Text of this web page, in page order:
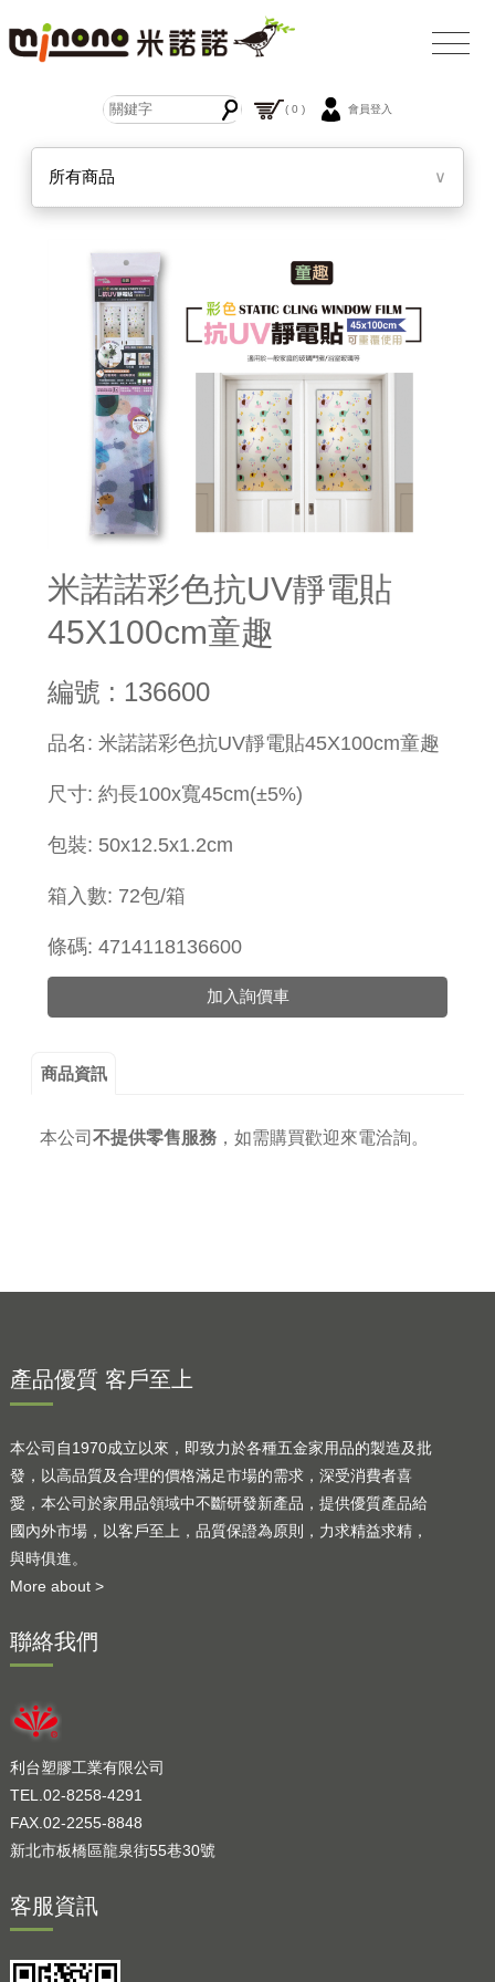
( 0 ) 會員登入
所有商品 ∨
米諾諾彩色抗UV靜電貼
45X100cm童趣
編號 : 136600
​品名: 米諾諾彩色抗UV靜電貼45X100cm童趣
尺寸: 約長100x寬45cm(±5%)
包裝: 50x12.5x1.2cm
箱入數: 72包/箱
條碼: 4714118136600
加入詢價車
商品資訊
本公司 不提供零售服務， 如需購買歡迎來電洽詢。
產品優質 客戶至上
本公司自1970成立以來，即致力於各種五金家用品的製造及批
發，以高品質及合理的價格滿足市場的需求，深受消費者喜
愛，本公司於家用品領域中不斷研發新產品，提供優質產品給
國內外市場，以客戶至上，品質保證為原則，力求精益求精，
與時俱進。
More about >
聯絡我們
利台塑膠工業有限公司
TEL.02-8258-4291
FAX.02-2255-8848
新北市板橋區龍泉街55巷30號
客服資訊